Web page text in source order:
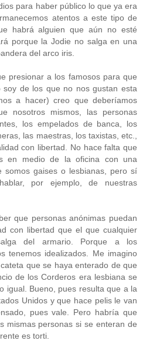
para haber público lo que ya era
atentos a este tipo de
habrá alguien que aún no esté
porque la Jodie no salga en una
del arco iris.
presionar a los famosos para que
soy de los que no nos gustan esta
a hacer) creo que deberíamos
nosotros mismos, las personas
los empelados de banca, los
las maestras, los taxistas, etc.,
con libertad. No hace falta que
en medio de la oficina con una
somos gaises o lesbianas, pero sí
por ejemplo, de nuestras
que personas anónimas puedan
con libertad que el que cualquier
del armario. Porque a los
tenemos idealizados. Me imagino
que se haya enterado de que
de los Corderos era lesbiana se
igual. Bueno, pues resulta que a la
Unidos y que hace pelis le van
pues vale. Pero habría que
mismas personas si se enteran de
es torti.